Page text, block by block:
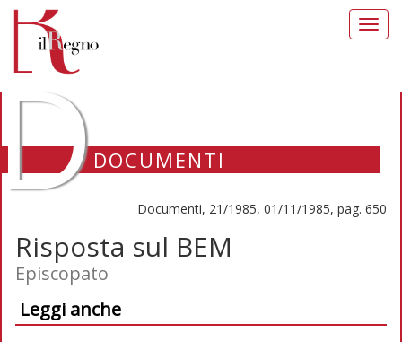
DOCUMENTI
Documenti, 21/1985, 01/11/1985, pag. 650
Risposta sul BEM
Episcopato
Leggi anche